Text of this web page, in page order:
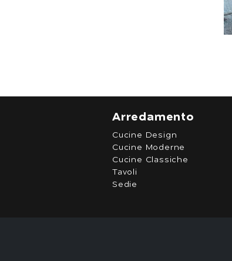
Arredamento
Cucine Design
Cucine Moderne
Cucine Classiche
Tavoli
Sedie